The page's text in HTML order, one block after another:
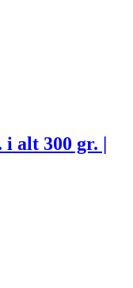
i alt 300 gr. |